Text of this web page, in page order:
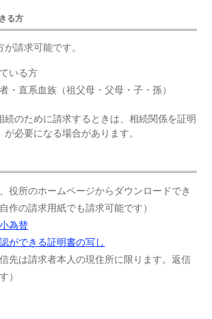
る方
請求可能です。
いる方
・直系血族（祖父母・父母・子・孫）
のために請求するときは、相続関係を証明
必要になる場合があります。
役所のホームページからダウンロードでき
作の請求用紙でも請求可能です）
為替
ができる証明書の写し
先は請求者本人の現住所に限ります。返信
）